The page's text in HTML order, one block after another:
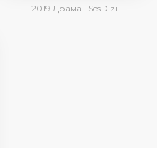
2019 Драма | SesDizi